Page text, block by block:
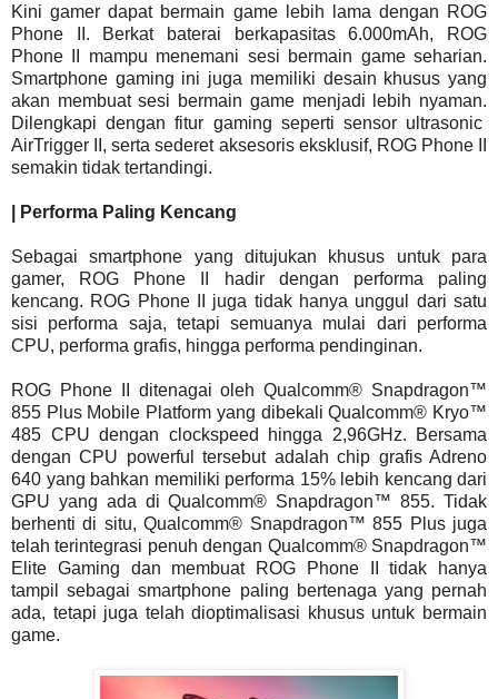
Kini gamer dapat bermain game lebih lama dengan ROG
Phone II. Berkat baterai berkapasitas 6.000mAh, ROG
Phone II mampu menemani sesi bermain game seharian.
Smartphone gaming ini juga memiliki desain khusus yang
akan membuat sesi bermain game menjadi lebih nyaman.
Dilengkapi dengan fitur gaming seperti sensor ultrasonic
AirTrigger II, serta sederet aksesoris eksklusif, ROG Phone II
semakin tidak tertandingi.
| Performa Paling Kencang
Sebagai smartphone yang ditujukan khusus untuk para
gamer, ROG Phone II hadir dengan performa paling
kencang. ROG Phone II juga tidak hanya unggul dari satu
sisi performa saja, tetapi semuanya mulai dari performa
CPU, performa grafis, hingga performa pendinginan.
ROG Phone II ditenagai oleh Qualcomm® Snapdragon™
855 Plus Mobile Platform yang dibekali Qualcomm® Kryo™
485 CPU dengan clockspeed hingga 2,96GHz. Bersama
dengan CPU powerful tersebut adalah chip grafis Adreno
640 yang bahkan memiliki performa 15% lebih kencang dari
GPU yang ada di Qualcomm® Snapdragon™ 855. Tidak
berhenti di situ, Qualcomm® Snapdragon™ 855 Plus juga
telah terintegrasi penuh dengan Qualcomm® Snapdragon™
Elite Gaming dan membuat ROG Phone II tidak hanya
tampil sebagai smartphone paling bertenaga yang pernah
ada, tetapi juga telah dioptimalisasi khusus untuk bermain
game.